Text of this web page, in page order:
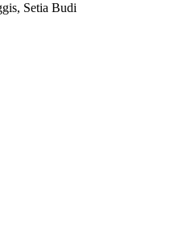
Setia Budi